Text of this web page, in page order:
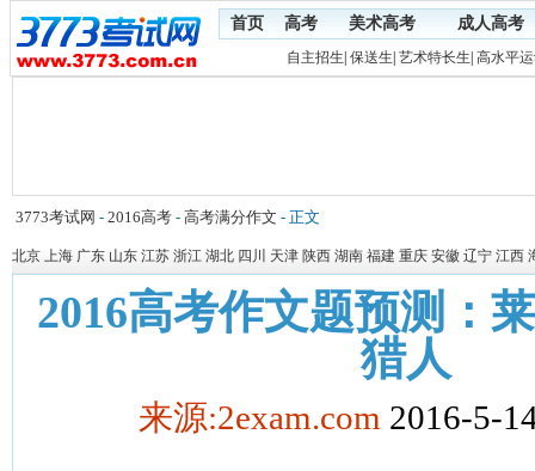
首页 高考 美术高考 成人高考
自主招生 保送生 艺术特长生 高水平
3773考试网 - 2016高考 - 高考满分作文 - 正文
北京 上海 广东 山东 江苏 浙江 湖北 四川 天津 陕西 湖南 福建 重庆 安徽 辽宁 江西
2016高考作文题预测：
猎人
来源:2exam.com 2016-5-